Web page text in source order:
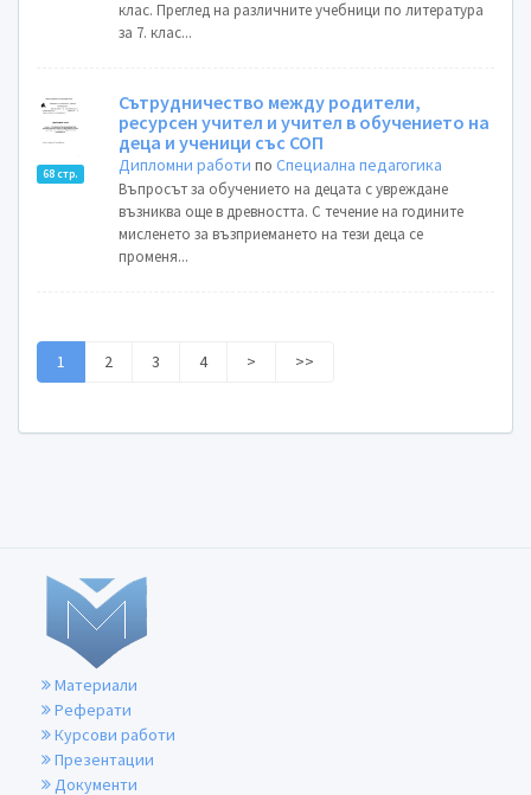
клас. Преглед на различните учебници по литература
за 7. клас...
68 стр.
Сътрудничество между родители,
ресурсен учител и учител в обучението на
деца и ученици със СОП
Дипломни работи поСпециална педагогика
Въпросът за обучението на децата с увреждане
възниква още в древността. С течение на годините
мисленето за възприемането на тези деца се
променя...
1 2 3 4 > >>
Материали
Реферати
Курсови работи
Презентации
Документи